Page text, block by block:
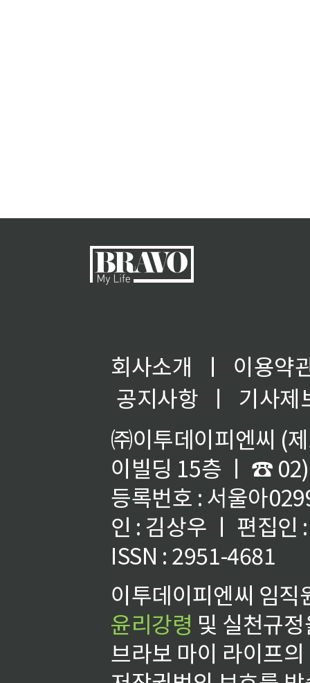
회사소개 ㅣ
이용약
공지사항
ㅣ
기사제
㈜이투데이피엔씨 (
이빌딩 15층 ㅣ ☎
등록번호 : 서울아
인 : 김상우 ㅣ 편집인
ISSN : 2951-4681
이투데이피엔씨 임
윤리강령 및 실천규
브라보 마이 라이프